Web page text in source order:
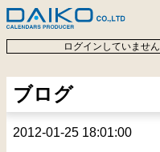
ログインしていません
ブログ
2012-01-25 18:01:00